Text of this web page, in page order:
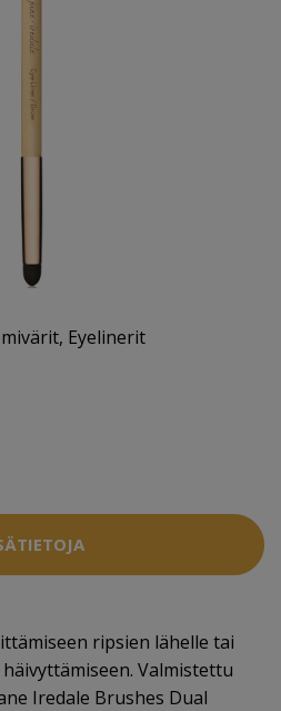
, Eyelinerit
ripsien lähelle tai
Valmistettu
Iredale Brushes Dual